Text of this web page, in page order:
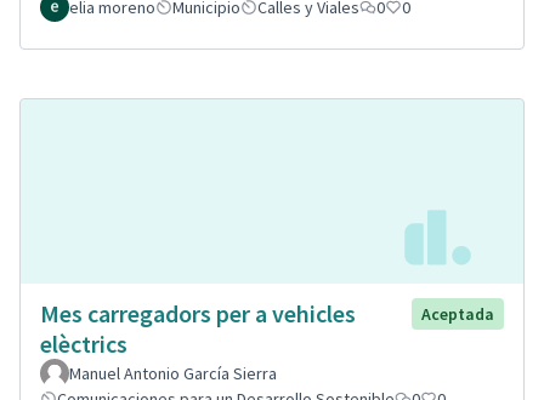
elia moreno
Municipio Calles y Viales 0 0
Mes carregadors per a vehicles
elèctrics
Aceptada
Manuel Antonio García Sierra